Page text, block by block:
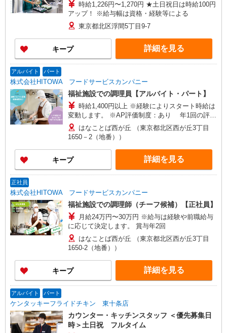
時給1,226円〜1,270円 ★土日祝日は時給100円
アップ！ ※給与幅は資格・経験等による
東京都北区浮間5丁目9-7
キープ 詳細を見る
アルバイト パート
株式会社HITOWA フードサービスカンパニー
福祉施設での調理員【アルバイト・パート】
時給1,400円以上 ※経験によりスタート時給は
変動します。 ※AP評価制度：あり 年1回の評価
により時給を見直します。 ※アルバイト賞与（寸
志）：あり 年2回。勤続年数により金額UP。
はなことば西が丘 （東京都北区西が丘3丁目
1650－2（地番））
キープ 詳細を見る
正社員
株式会社HITOWA フードサービスカンパニー
福祉施設での調理師（チーフ候補）【正社員】
月給24万円〜30万円 ※給与は経験や前職給与
に応じて決定します。 賞与年2回
はなことば西が丘 （東京都北区西が丘3丁目
1650-2（地番））
キープ 詳細を見る
アルバイト パート
ケンタッキーフライドチキン 東十条店
カウンター・キッチンスタッフ ＜優先募集日
時＞土日祝 フルタイム